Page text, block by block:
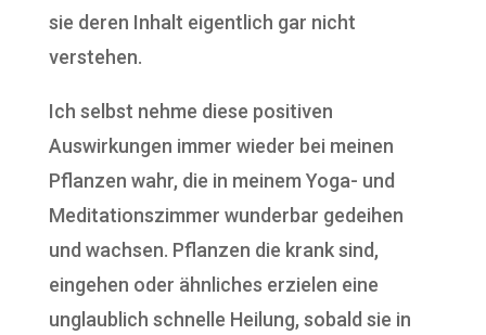
sie deren Inhalt eigentlich gar nicht
verstehen.
Ich selbst nehme diese positiven
Auswirkungen immer wieder bei meinen
Pflanzen wahr, die in meinem Yoga- und
Meditationszimmer wunderbar gedeihen
und wachsen. Pflanzen die krank sind,
eingehen oder ähnliches erzielen eine
unglaublich schnelle Heilung, sobald sie in